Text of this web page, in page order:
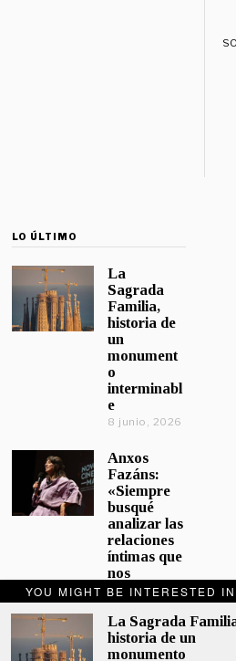
YOU MIGHT BE INTERESTED IN
La Sagrada
historia de un
monumento
LO ÚLTIMO
La
Sagrada
Familia,
historia de
un
monument
o
interminabl
e
8 junio, 2026
Anxos
Fazáns:
«Siempre
busqué
analizar las
relaciones
íntimas que
nos
afectan»
5 junio, 2026
El hijo de la